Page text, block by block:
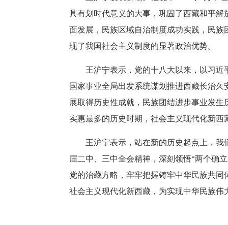
具有划时代意义的大事，巩固了西藏和平
面发展，民族区域自治制度成功实践，民
现了我国社会主义制度的显著政治优势。
王沪宁表示，党的十八大以来，以习
国家事业全局出发系统谋划推进西藏长治
展取得历史性成就，民族团结进步事业发
实惠最多的历史时期，社会主义现代化新西
王沪宁表示，站在新的历史起点上，
届二中、三中全会精神，深刻领悟“两个确
党的治藏方略，牢牢把握铸牢中华民族共
社会主义现代化新西藏，为实现中华民族伟